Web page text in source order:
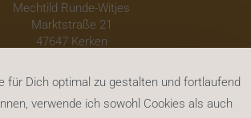
Mechtild Runde-Witjes
Marktstraße 21
47647 Kerken
für Dich optimal zu gestalten und fortlaufend
verwende ich sowohl Cookies als auch